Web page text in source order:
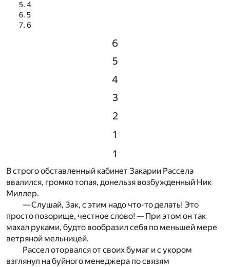
4
5
6
6
5
4
3
2
1
1
В строго обставленный кабинет Закарии Рассела
ввалился, громко топая, донельзя возбужденный Ник
Миллер.
— Слушай, Зак, с этим надо что-то делать! Это
просто позорище, честное слово! — При этом он так
махал руками, будто вообразил себя по меньшей мере
ветряной мельницей.
Рассел оторвался от своих бумаг и с укором
взглянул на буйного менеджера по связям